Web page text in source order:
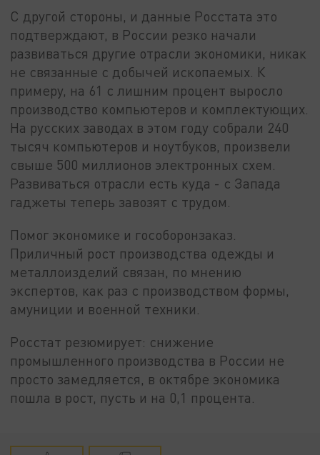
С другой стороны, и данные Росстата это
подтверждают, в России резко начали
развиваться другие отрасли экономики, никак
не связанные с добычей ископаемых. К
примеру, на 61 с лишним процент выросло
производство компьютеров и комплектующих.
На русских заводах в этом году собрали 240
тысяч компьютеров и ноутбуков, произвели
свыше 500 миллионов электронных схем.
Развиваться отрасли есть куда - с Запада
гаджеты теперь завозят с трудом.
Помог экономике и гособоронзаказ.
Приличный рост производства одежды и
металлоизделий связан, по мнению
экспертов, как раз с производством формы,
амуниции и военной техники.
Росстат резюмирует: снижение
промышленного производства в России не
просто замедляется, в октябре экономика
пошла в рост, пусть и на 0,1 процента.